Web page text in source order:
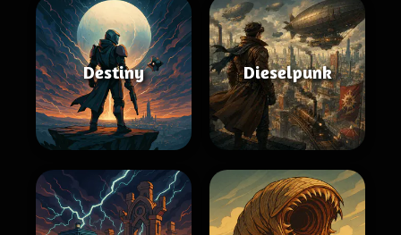
Destiny Dieselpunk